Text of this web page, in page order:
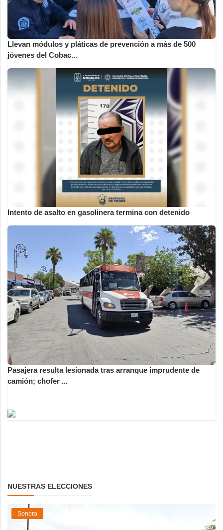
Llevan módulos y pláticas de prevención a más de 500
jóvenes del Cobac...
Intento de asalto en gasolinera termina con detenido
Pasajera resulta lesionada tras arranque imprudente de
camión; chofer ...
NUESTRAS ELECCIONES
Sonora